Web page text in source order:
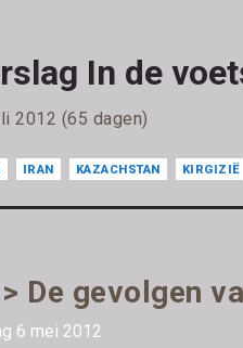
In de
2012 (65 dagen)
IRAN KAZACHSTAN KIRGIZIË
De gevolgen
6 mei 2012